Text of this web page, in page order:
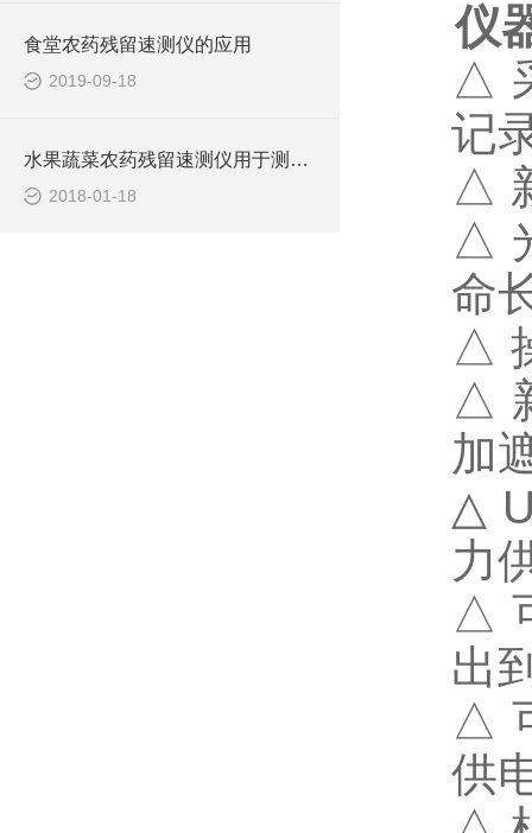
食堂农药残留速测仪的应用
2019-09-18
水果蔬菜农药残留速测仪用于测量果蔬农残含量
2018-01-18
仪
△
记
△
△
命
△
△
加
△
力
△
出
△
供